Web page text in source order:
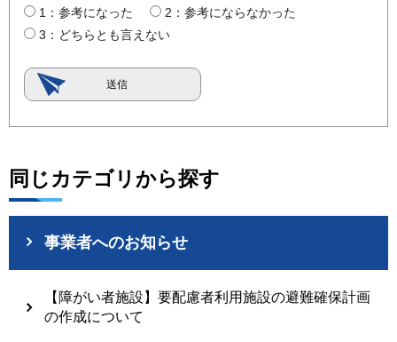
1：参考になった
2：参考にならなかった
3：どちらとも言えない
同じカテゴリから探す
事業者へのお知らせ
【障がい者施設】要配慮者利用施設の避難確保計画
の作成について